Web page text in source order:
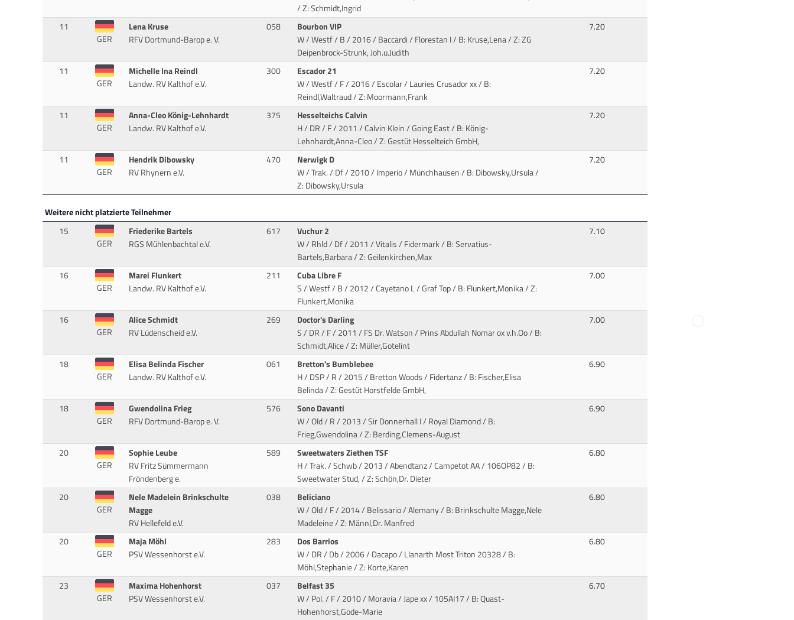
/ Z: Schmidt,Ingrid
11
GER
Lena Kruse
RFV Dortmund-Barop e. V.
058
Bourbon VIP
W / Westf / B / 2016 / Baccardi / Florestan I/ B: Kruse,Lena / Z: ZG
Deipenbrock-Strunk, Joh.u.Judith
7.20
11
GER
Michelle Ina Reindl
Landw. RV Kalthof e.V.
300
Escador 21
W / Westf / F / 2016 / Escolar / Lauries Crusador xx/ B:
Reindl,Waltraud / Z: Moormann,Frank
7.20
11
GER
Anna-Cleo König-Lehnhardt
Landw. RV Kalthof e.V.
375
Hesselteichs Calvin
H / DR / F / 2011 / Calvin Klein / Going East/ B: König-
Lehnhardt,Anna-Cleo / Z: Gestüt Hesselteich GmbH,
7.20
11
GER
Hendrik Dibowsky
RV Rhynern e.V.
470
Nerwigk D
W / Trak. / Df / 2010 / Imperio / Münchhausen/ B: Dibowsky,Ursula /
Z: Dibowsky,Ursula
7.20
Weitere nicht platzierte Teilnehmer
15
GER
Friederike Bartels
RGS Mühlenbachtal e.V.
617
Vuchur 2
W / Rhld / Df / 2011 / Vitalis / Fidermark/ B: Servatius-
Bartels,Barbara / Z: Geilenkirchen,Max
7.10
16
GER
Marei Flunkert
Landw. RV Kalthof e.V.
211
Cuba Libre F
S / Westf / B / 2012 / Cayetano L / Graf Top/ B: Flunkert,Monika / Z:
Flunkert,Monika
7.00
16
GER
Alice Schmidt
RV Lüdenscheid e.V.
269
Doctor's Darling
S / DR / F / 2011 / FS Dr. Watson / Prins Abdullah Nomar ox v.h.Oo/ B:
Schmidt,Alice / Z: Müller,Gotelint
7.00
18
GER
Elisa Belinda Fischer
Landw. RV Kalthof e.V.
061
Bretton's Bumblebee
H / DSP / R / 2015 / Bretton Woods / Fidertanz/ B: Fischer,Elisa
Belinda / Z: Gestüt Horstfelde GmbH,
6.90
18
GER
Gwendolina Frieg
RFV Dortmund-Barop e. V.
576
Sono Davanti
W / Old / R / 2013 / Sir Donnerhall I / Royal Diamond/ B:
Frieg,Gwendolina / Z: Berding,Clemens-August
6.90
20
GER
Sophie Leube
RV Fritz Sümmermann
Fröndenberg e.
589
Sweetwaters Ziethen TSF
H / Trak. / Schwb / 2013 / Abendtanz / Campetot AA/ 106OP82 / B:
Sweetwater Stud, / Z: Schön,Dr. Dieter
6.80
20
GER
Nele Madelein Brinkschulte
Magge
RV Hellefeld e.V.
038
Beliciano
W / Old / F / 2014 / Belissario / Alemany/ B: Brinkschulte Magge,Nele
Madeleine / Z: Männl,Dr. Manfred
6.80
20
GER
Maja Möhl
PSV Wessenhorst e.V.
283
Dos Barrios
W / DR / Db / 2006 / Dacapo / Llanarth Most Triton 20328/ B:
Möhl,Stephanie / Z: Korte,Karen
6.80
23
GER
Maxima Hohenhorst
PSV Wessenhorst e.V.
037
Belfast 35
W / Pol. / F / 2010 / Moravia / Jape xx/ 105AI17 / B: Quast-
Hohenhorst,Gode-Marie
6.70